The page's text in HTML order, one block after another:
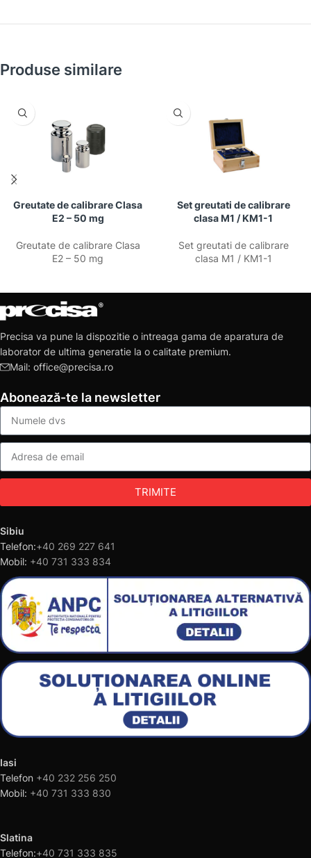
Produse similare
Greutate de calibrare Clasa
E2 – 50 mg
Greutate de calibrare Clasa
E2 – 50 mg
Set greutati de calibrare
clasa M1 / KM1-1
Set greutati de calibrare
clasa M1 / KM1-1
Precisa va pune la dispozitie o intreaga gama de aparatura de
laborator de ultima generatie la o calitate premium.
Mail: office@precisa.ro
Abonează-te la newsletter
TRIMITE
Sibiu
Telefon:+40 269 227 641
Mobil: +40 731 333 834
Iasi
Telefon +40 232 256 250
Mobil: +40 731 333 830
Slatina
Telefon:+40 731 333 835